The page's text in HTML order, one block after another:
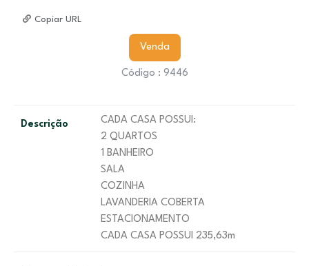
Copiar URL
Venda
Código : 9446
Descrição
CADA CASA POSSUI:
2 QUARTOS
1 BANHEIRO
SALA
COZINHA
LAVANDERIA COBERTA
ESTACIONAMENTO
CADA CASA POSSUI 235,63m